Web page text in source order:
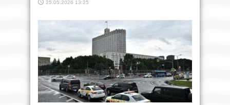
25.05.2026 13:25